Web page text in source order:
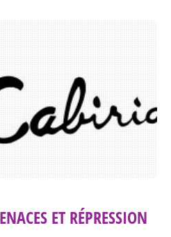
ET RÉPRESSION